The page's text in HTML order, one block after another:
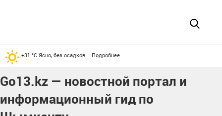
+31 °С Ясно, без осадков Подробнее
Go13.kz — новостной портал и
информационный гид по